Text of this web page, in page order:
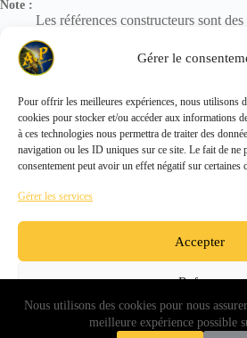
Gérer le
Pour offrir les meilleures expériences, nous utilisons
cookies pour stocker et/ou accéder aux informations
à ces technologies nous permettra de traiter des
navigation ou les ID uniques sur ce site. Le fait de ne
consentement peut avoir un effet négatif sur certaines
Gérer les services
Accepter
Refuser
Voir les
Nous utilisons des cookies pour nous
meilleure expérience possible
Note :
Les références constructeurs sont des
Elles sont utilisées uniquement pour
pièces.
Copyright © 2026 - ALL PARTS